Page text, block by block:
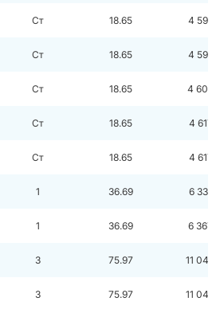
Ст 18.65 4 599
Ст 18.65 4 599
Ст 18.65 4 608
Ст 18.65 4 617
Ст 18.65 4 617
1 36.69 6 335
1 36.69 6 367
3 75.97 11 040
3 75.97 11 040